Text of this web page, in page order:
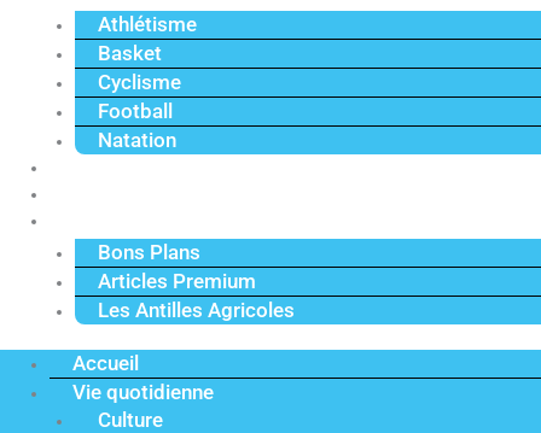
Athlétisme
Basket
Cyclisme
Football
Natation
Bons Plans
Articles Premium
Les Antilles Agricoles
Accueil
Vie quotidienne
Culture